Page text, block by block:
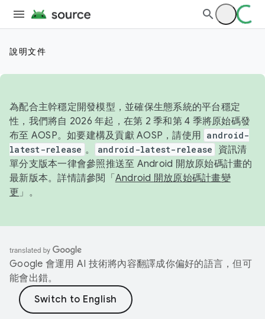
說明文件
為配合主幹穩定開發模型，並確保生態系統的平台穩定
性，我們將自 2026 年起，在第 2 季和第 4 季將原始碼發
布至 AOSP。如要建構及貢獻 AOSP，請使用 android-
latest-release 。 android-latest-release
資訊清
單分支版本一律會參照推送至 Android 開放原始碼計畫的
最新版本。詳情請參閱「 Android 開放原始碼計畫變
更 」。
Google 會運用 AI 技術將內容翻譯成你偏好的語言，但可
能會出錯。